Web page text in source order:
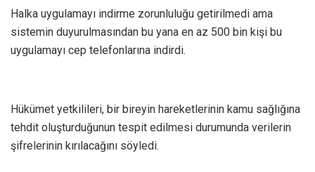
Halka uygulamayı indirme zorunluluğu getirilmedi ama
sistemin duyurulmasından bu yana en az 500 bin kişi bu
uygulamayı cep telefonlarına indirdi.
Hükümet yetkilileri, bir bireyin hareketlerinin kamu sağlığına
tehdit oluşturduğunun tespit edilmesi durumunda verilerin
şifrelerinin kırılacağını söyledi.